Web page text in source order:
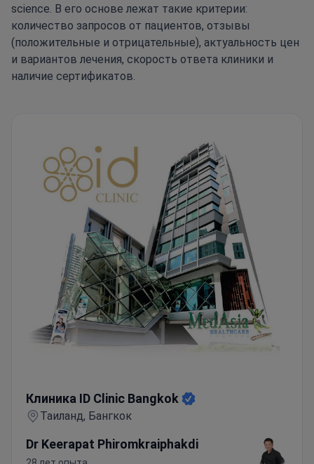
science. В его основе лежат такие критерии:
количество запросов от пациентов, отзывы
(положительные и отрицательные), актуальность цен
и вариантов лечения, скорость ответа клиники и
наличие сертификатов.
Клиника ID Clinic Bangkok
Таиланд, Бангкок
Dr Keerapat Phiromkraiphakdi